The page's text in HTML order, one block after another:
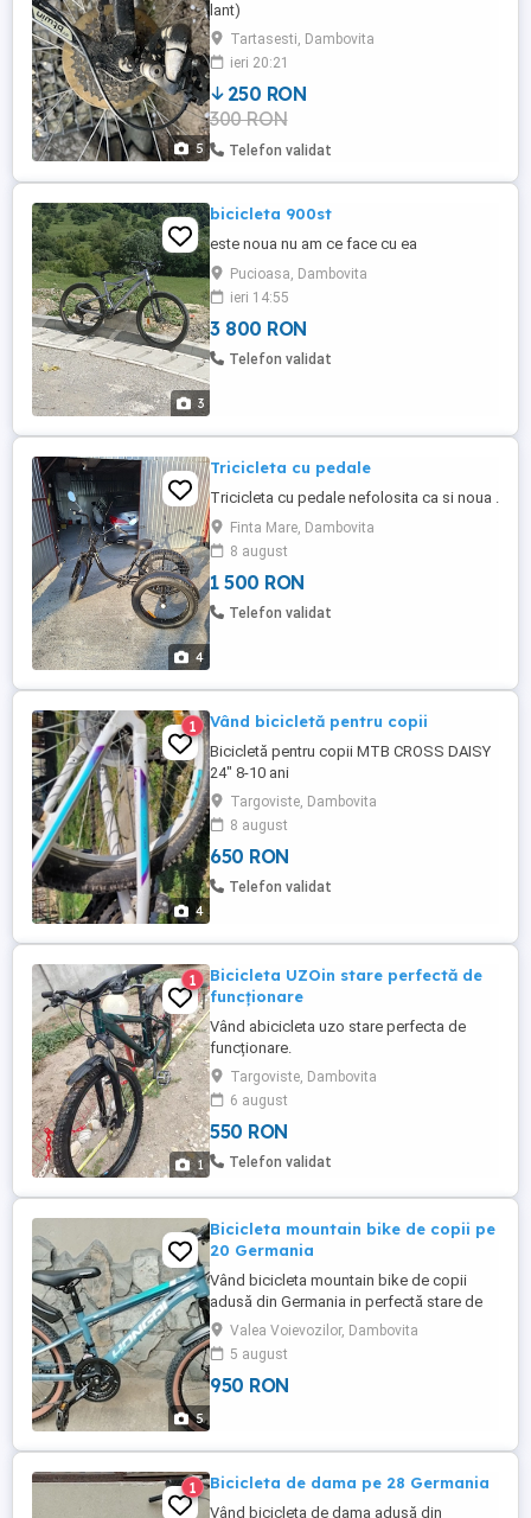
5
lant)
Tartasesti, Dambovita
ieri 20:21
250 RON
300 RON
Telefon validat
3
bicicleta 900st
este noua nu am ce face cu ea
Pucioasa, Dambovita
ieri 14:55
3 800 RON
Telefon validat
4
Tricicleta cu pedale
Tricicleta cu pedale nefolosita ca si noua .
Finta Mare, Dambovita
8 august
1 500 RON
Telefon validat
4
1 Vând bicicletă pentru copii
Bicicletă pentru copii MTB CROSS DAISY
24" 8-10 ani
Targoviste, Dambovita
8 august
650 RON
Telefon validat
1
1
Bicicleta UZOin stare perfectă de
funcționare
Vând abicicleta uzo stare perfecta de
funcționare.
Targoviste, Dambovita
6 august
550 RON
Telefon validat
5
Bicicleta mountain bike de copii pe
20 Germania
Vând bicicleta mountain bike de copii
adusă din Germania in perfectă stare de
funcționare... cadru din aluminiu, roți pe
20, cauciucuri noi, genți duble, suspensie
furca, frâne pe discuri, furca cu blocaj,21
de viteze care schimbă perfect... Arată și
Valea Voievozilor, Dambovita
5 august
950 RON
1 Bicicleta de dama pe 28 Germania
Vând bicicleta de dama adusă din